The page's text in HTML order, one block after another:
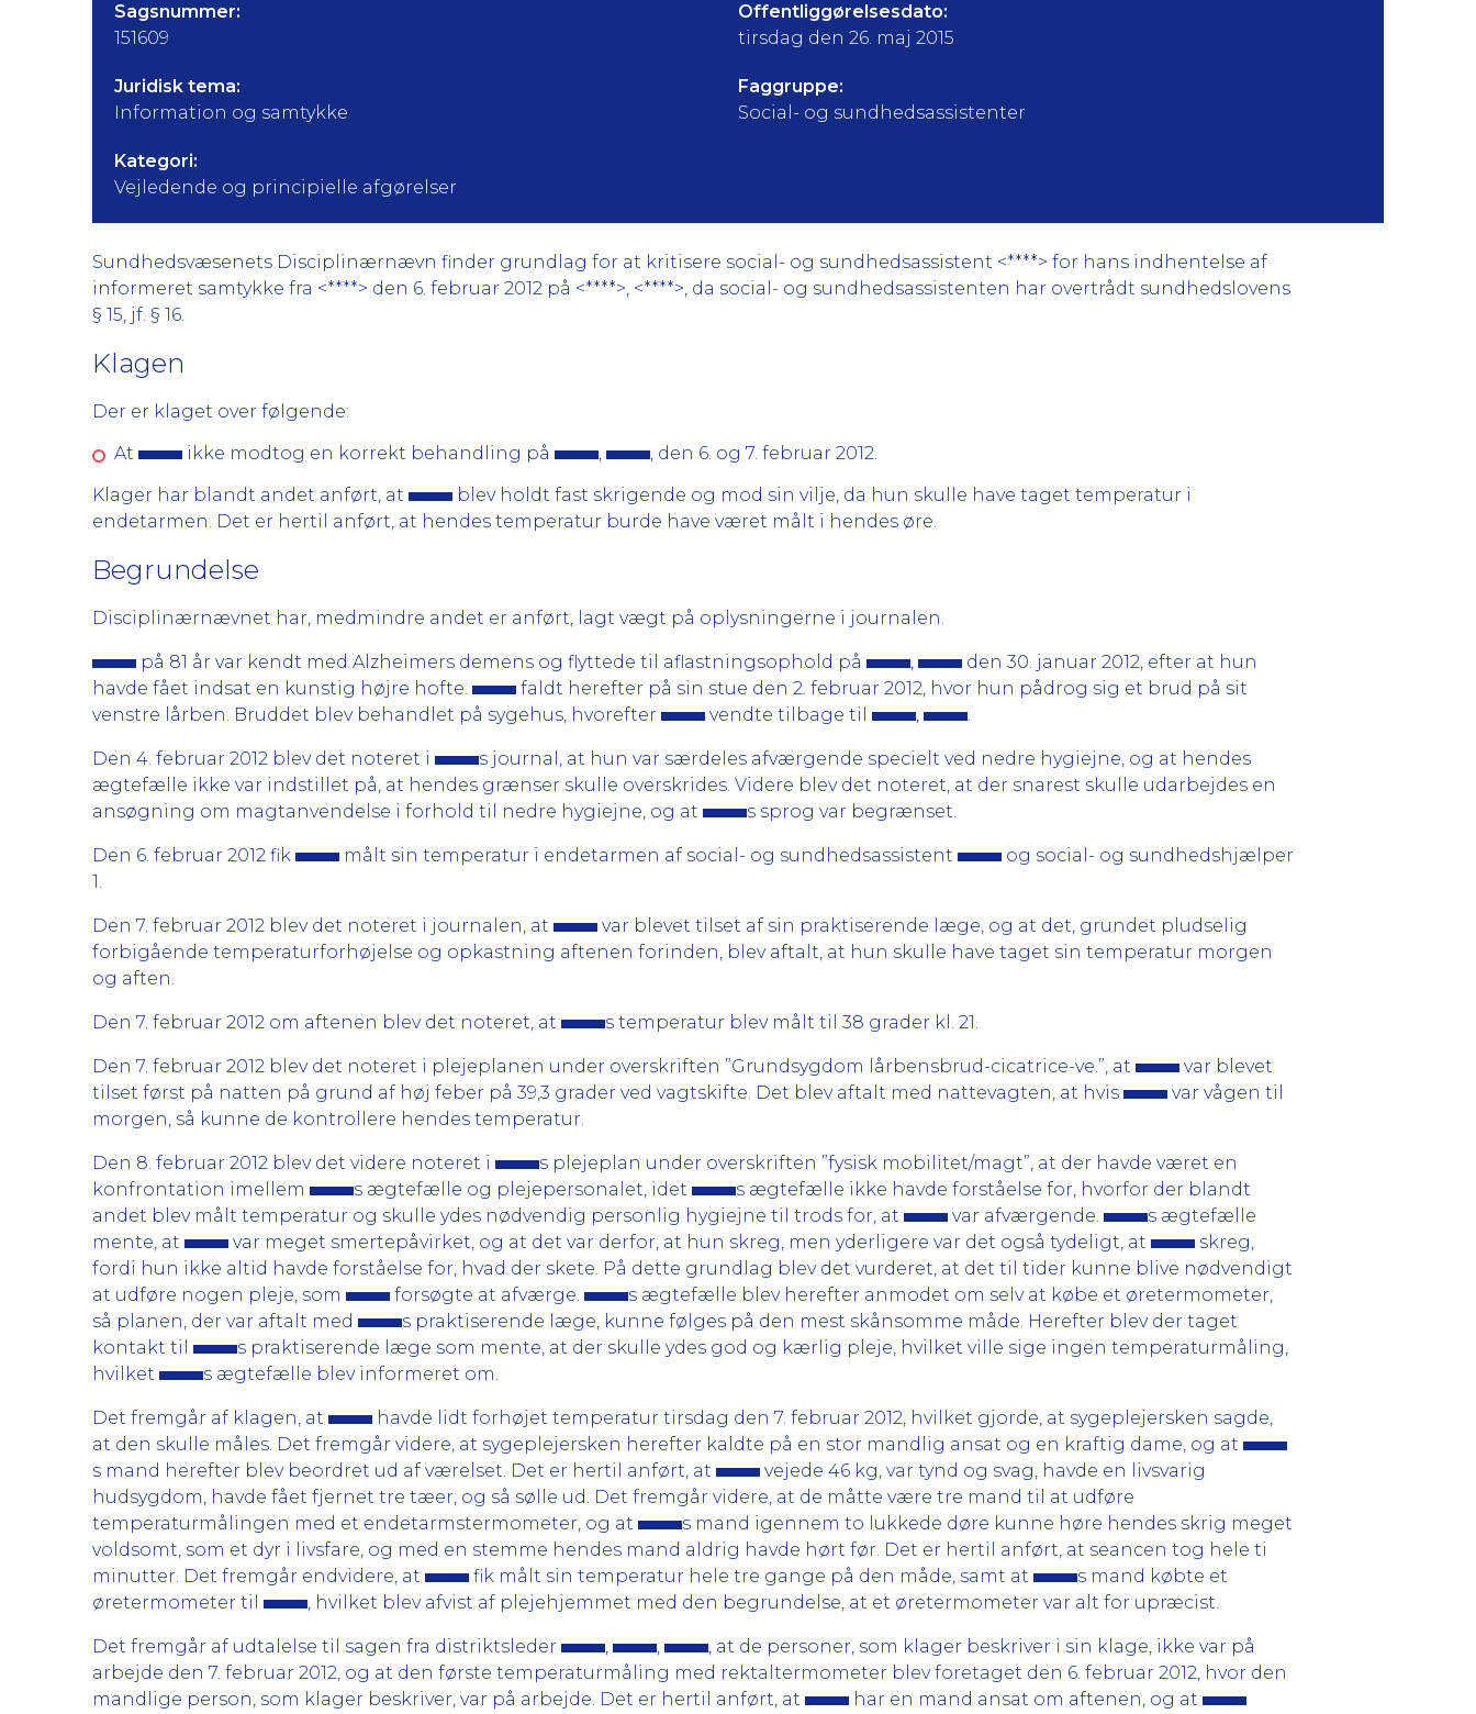
Sagsnummer:
151609
Offentliggørelsesdato:
tirsdag den 26. maj 2015
Juridisk tema:
Information og samtykke
Faggruppe:
Social- og sundhedsassistenter
Kategori:
Vejledende og principielle afgørelser
Sundhedsvæsenets Disciplinærnævn finder grundlag for at kritisere social- og sundhedsassistent <****> for hans indhentelse af
informeret samtykke fra <****> den 6. februar 2012 på <****>, <****>, da social- og sundhedsassistenten har overtrådt sundhedslovens
§ 15, jf. § 16.
Klagen
Der er klaget over følgende:
At
ikke modtog en korrekt behandling på ,
, den 6. og 7. februar 2012.
Klager har blandt andet anført, at
blev holdt fast skrigende og mod sin vilje, da hun skulle have taget temperatur i
endetarmen. Det er hertil anført, at hendes temperatur burde have været målt i hendes øre.
Begrundelse
Disciplinærnævnet har, medmindre andet er anført, lagt vægt på oplysningerne i journalen.
på 81 år var kendt med Alzheimers demens og flyttede til aflastningsophold på ,
den 30. januar 2012, efter at hun
havde fået indsat en kunstig højre hofte.
faldt herefter på sin stue den 2. februar 2012, hvor hun pådrog sig et brud på sit
venstre lårben. Bruddet blev behandlet på sygehus, hvorefter
vendte tilbage til , .
Den 4. februar 2012 blev det noteret i
s journal, at hun var særdeles afværgende specielt ved nedre hygiejne, og at hendes
ægtefælle ikke var indstillet på, at hendes grænser skulle overskrides. Videre blev det noteret, at der snarest skulle udarbejdes en
ansøgning om magtanvendelse i forhold til nedre hygiejne, og at
s sprog var begrænset.
Den 6. februar 2012 fik målt sin temperatur i endetarmen af social- og sundhedsassistent
og social- og sundhedshjælper
1.
Den 7. februar 2012 blev det noteret i journalen, at
var blevet tilset af sin praktiserende læge, og at det, grundet pludselig
forbigående temperaturforhøjelse og opkastning aftenen forinden, blev aftalt, at hun skulle have taget sin temperatur morgen
og aften.
Den 7. februar 2012 om aftenen blev det noteret, at s temperatur blev målt til 38 grader kl. 21.
Den 7. februar 2012 blev det noteret i plejeplanen under overskriften ”Grundsygdom lårbensbrud-cicatrice-ve.”, at
var blevet
tilset først på natten på grund af høj feber på 39,3 grader ved vagtskifte. Det blev aftalt med nattevagten, at hvis
var vågen til
morgen, så kunne de kontrollere hendes temperatur.
Den 8. februar 2012 blev det videre noteret i
s plejeplan under overskriften ”fysisk mobilitet/magt”, at der havde været en
konfrontation imellem
s ægtefælle og plejepersonalet, idet
s ægtefælle ikke havde forståelse for, hvorfor der blandt
andet blev målt temperatur og skulle ydes nødvendig personlig hygiejne til trods for, at
var afværgende.
s ægtefælle
mente, at
var meget smertepåvirket, og at det var derfor, at hun skreg, men yderligere var det også tydeligt, at
skreg,
fordi hun ikke altid havde forståelse for, hvad der skete. På dette grundlag blev det vurderet, at det til tider kunne blive nødvendigt
at udføre nogen pleje, som
forsøgte at afværge.
s ægtefælle blev herefter anmodet om selv at købe et øretermometer,
så planen, der var aftalt med
s praktiserende læge, kunne følges på den mest skånsomme måde. Herefter blev der taget
kontakt til
s praktiserende læge som mente, at der skulle ydes god og kærlig pleje, hvilket ville sige ingen temperaturmåling,
hvilket
s ægtefælle blev informeret om.
Det fremgår af klagen, at
havde lidt forhøjet temperatur tirsdag den 7. februar 2012, hvilket gjorde, at sygeplejersken sagde,
at den skulle måles. Det fremgår videre, at sygeplejersken herefter kaldte på en stor mandlig ansat og en kraftig dame, og at
s mand herefter blev beordret ud af værelset. Det er hertil anført, at
vejede 46 kg, var tynd og svag, havde en livsvarig
hudsygdom, havde fået fjernet tre tæer, og så sølle ud. Det fremgår videre, at de måtte være tre mand til at udføre
temperaturmålingen med et endetarmstermometer, og at
s mand igennem to lukkede døre kunne høre hendes skrig meget
voldsomt, som et dyr i livsfare, og med en stemme hendes mand aldrig havde hørt før. Det er hertil anført, at seancen tog hele ti
minutter. Det fremgår endvidere, at
fik målt sin temperatur hele tre gange på den måde, samt at
s mand købte et
øretermometer til
, hvilket blev afvist af plejehjemmet med den begrundelse, at et øretermometer var alt for upræcist.
Det fremgår af udtalelse til sagen fra distriktsleder , ,
, at de personer, som klager beskriver i sin klage, ikke var på
arbejde den 7. februar 2012, og at den første temperaturmåling med rektaltermometer blev foretaget den 6. februar 2012, hvor den
mandlige person, som klager beskriver, var på arbejde. Det er hertil anført, at
har en mand ansat om aftenen, og at